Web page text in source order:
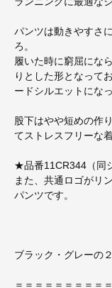
パンツは動きやすさ
ろ。
履いた時に窮屈にな
りとした形となって
ードシルエットにな
股下はやや短めの作
てストレスフリーな
★品番11CR344（同
また、共通ロゴがリ
パンツです。
ブラック・グレーの
＝＝＝＝＝＝＝＝＝